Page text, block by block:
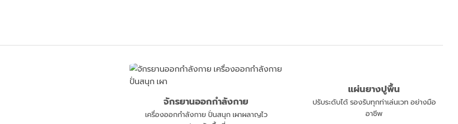
จักรยานออกกำลังกาย
เครื่องออกกำลังกาย ปั่นสนุก เผาผลาญไว
แผ่นยางปูพื้น
ปรับระดับได้ รองรับทุกท่าเล่นเวท อย่างมือ
อาชีพ